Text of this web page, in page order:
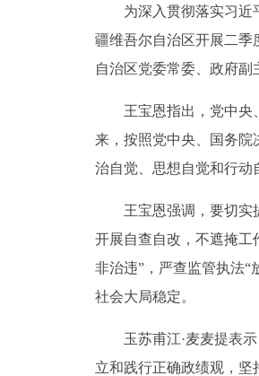
为深入贯彻落实习近平
疆维吾尔自治区开展二季
自治区党委常委、政府副
王宝恩指出，党中央、
来，按照党中央、国务院
治自觉、思想自觉和行动
王宝恩强调，要切实提
开展自查自改，不遮掩工
非治违”，严查监管执法“
社会大局稳定。
玉苏甫江·麦麦提表示
立和践行正确政绩观，坚